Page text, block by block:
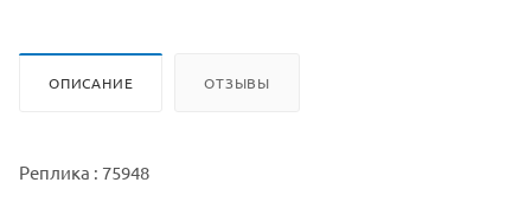
ОПИСАНИЕ ОТЗЫВЫ
Реплика : 75948